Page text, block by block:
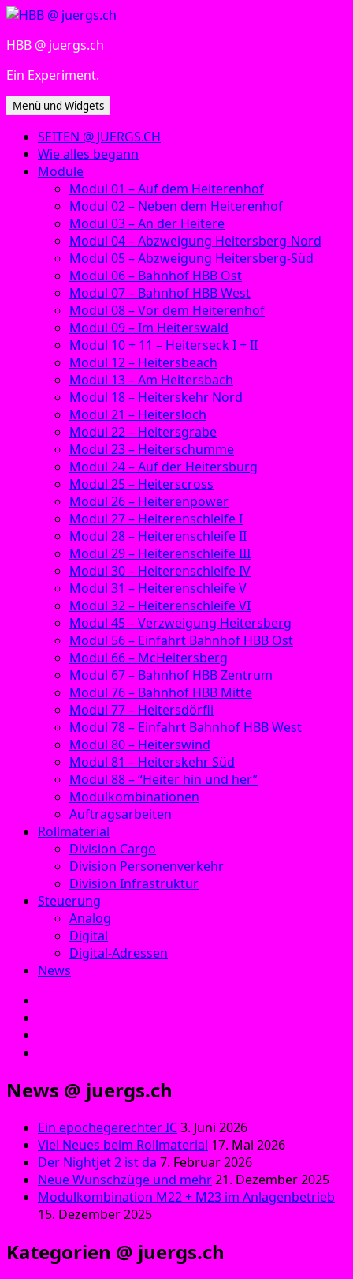
Zum
springen
HBB @ juergs.ch
Ein Experiment.
Menü und Widgets
SEITEN @ JUERGS.CH
Wie alles begann
Module
Modul 01 – Auf dem Heiterenhof
Modul 02 – Neben dem Heiterenhof
Modul 03 – An der Heitere
Modul 04 – Abzweigung Heitersberg-Nord
Modul 05 – Abzweigung Heitersberg-Süd
Modul 06 – Bahnhof HBB Ost
Modul 07 – Bahnhof HBB West
Modul 08 – Vor dem Heiterenhof
Modul 09 – Im Heiterswald
Modul 10 + 11 – Heiterseck I + II
Modul 12 – Heitersbeach
Modul 13 – Am Heitersbach
Modul 18 – Heiterskehr Nord
Modul 21 – Heitersloch
Modul 22 – Heitersgrabe
Modul 23 – Heiterschumme
Modul 24 – Auf der Heitersburg
Modul 25 – Heiterscross
Modul 26 – Heiterenpower
Modul 27 – Heiterenschleife I
Modul 28 – Heiterenschleife II
Modul 29 – Heiterenschleife III
Modul 30 – Heiterenschleife IV
Modul 31 – Heiterenschleife V
Modul 32 – Heiterenschleife VI
Modul 45 – Verzweigung Heitersberg
Modul 56 – Einfahrt Bahnhof HBB Ost
Modul 66 – McHeitersberg
Modul 67 – Bahnhof HBB Zentrum
Modul 76 – Bahnhof HBB Mitte
Modul 77 – Heitersdörfli
Modul 78 – Einfahrt Bahnhof HBB West
Modul 80 – Heiterswind
Modul 81 – Heiterskehr Süd
Modul 88 – “Heiter hin und her”
Modulkombinationen
Auftragsarbeiten
Rollmaterial
Division Cargo
Division Personenverkehr
Division Infrastruktur
Steuerung
Analog
Digital
Digital-Adressen
News
News @ juergs.ch
Ein epochegerechter IC3. Juni 2026
Viel Neues beim Rollmaterial 17. Mai 2026
Der Nightjet 2 ist da 7. Februar 2026
Neue Wunschzüge und mehr21. Dezember 2025
Modulkombination M22 + M23 im Anlagenbetrieb
15. Dezember 2025
Kategorien @ juergs.ch